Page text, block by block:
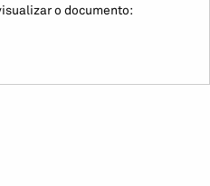
o documento: